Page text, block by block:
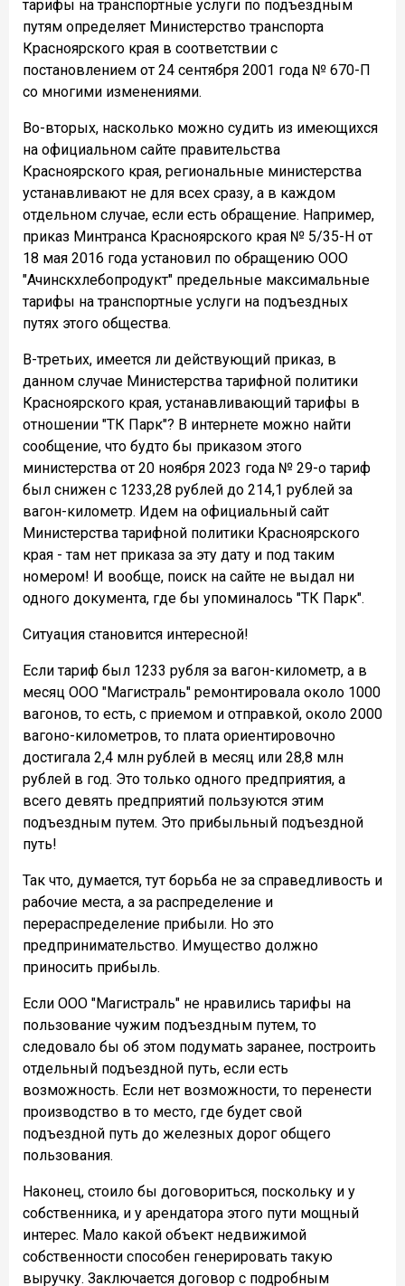
тарифы на транспортные услуги по подъездным
путям определяет Министерство транспорта
Красноярского края в соответствии с
постановлением от 24 сентября 2001 года № 670-П
со многими изменениями.
Во-вторых, насколько можно судить из имеющихся
на официальном сайте правительства
Красноярского края, региональные министерства
устанавливают не для всех сразу, а в каждом
отдельном случае, если есть обращение. Например,
приказ Минтранса Красноярского края № 5/35-Н от
18 мая 2016 года установил по обращению ООО
"Ачинскхлебопродукт" предельные максимальные
тарифы на транспортные услуги на подъездных
путях этого общества.
В-третьих, имеется ли действующий приказ, в
данном случае Министерства тарифной политики
Красноярского края, устанавливающий тарифы в
отношении "ТК Парк"? В интернете можно найти
сообщение, что будто бы приказом этого
министерства от 20 ноября 2023 года № 29-о тариф
был снижен с 1233,28 рублей до 214,1 рублей за
вагон-километр. Идем на официальный сайт
Министерства тарифной политики Красноярского
края - там нет приказа за эту дату и под таким
номером! И вообще, поиск на сайте не выдал ни
одного документа, где бы упоминалось "ТК Парк".
Ситуация становится интересной!
Если тариф был 1233 рубля за вагон-километр, а в
месяц ООО "Магистраль" ремонтировала около 1000
вагонов, то есть, с приемом и отправкой, около 2000
вагоно-километров, то плата ориентировочно
достигала 2,4 млн рублей в месяц или 28,8 млн
рублей в год. Это только одного предприятия, а
всего девять предприятий пользуются этим
подъездным путем. Это прибыльный подъездной
путь!
Так что, думается, тут борьба не за справедливость и
рабочие места, а за распределение и
перераспределение прибыли. Но это
предпринимательство. Имущество должно
приносить прибыль.
Если ООО "Магистраль" не нравились тарифы на
пользование чужим подъездным путем, то
следовало бы об этом подумать заранее, построить
отдельный подъездной путь, если есть
возможность. Если нет возможности, то перенести
производство в то место, где будет свой
подъездной путь до железных дорог общего
пользования.
Наконец, стоило бы договориться, поскольку и у
собственника, и у арендатора этого пути мощный
интерес. Мало какой объект недвижимой
собственности способен генерировать такую
выручку. Заключается договор с подробным